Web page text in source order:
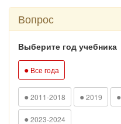
Вопрос
Выберите год учебника
● Все года
● 2011-2018 ● 2019 ●
● 2023-2024